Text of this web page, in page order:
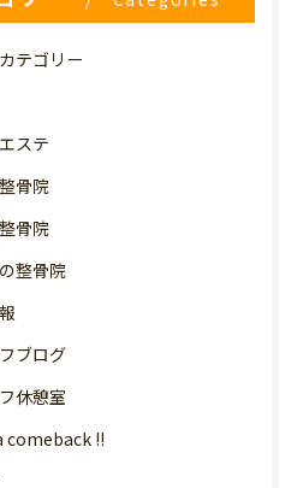
テゴリー
ステ
骨院
骨院
整骨院
ブログ
休憩室
comeback !!